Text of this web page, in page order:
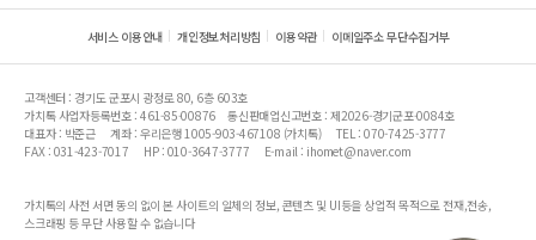
서비스 이용안내 개인정보처리방침 이용약관 이메일주소 무단수집거부
고객센터 : 경기도 군포시 광정로 80, 6층 603호
가치톡 사업자등록번호 : 461-85-00876
통신판매업신고번호 : 제2026-경기군포-0084호
대표자 : 박준근
계좌 : 우리은행 1005-903-467108 (가치톡)
TEL : 070-7425-3777
FAX : 031-423-7017
HP : 010-3647-3777 E-mail : ihomet@naver.com
가치톡의 사전 서면 동의 없이 본 사이트의 일체의 정보, 콘텐츠 및 UI등을 상업적 목적으로 전재,전송,
스크래핑 등 무단 사용할 수 없습니다